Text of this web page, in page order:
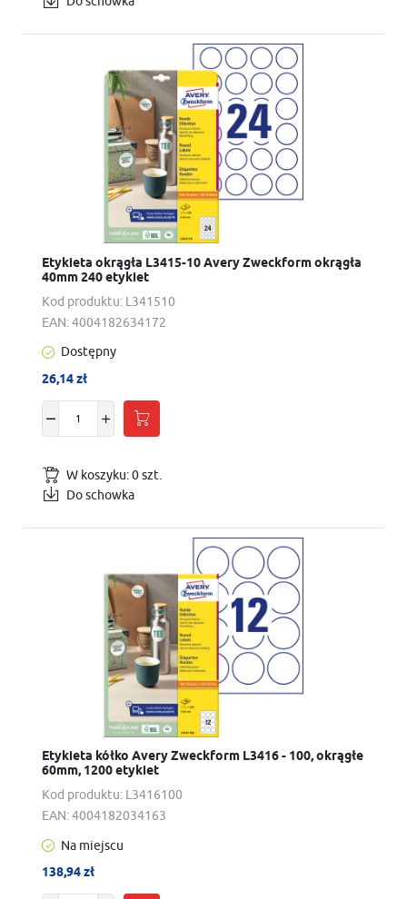
Kod produktu: L341510
Etykieta okrągła L3415-10 Avery Zweckform okrągła
40mm 240 etykiet
EAN:4004182634172
Dostępny
26,14 zł
W koszyku:0szt.
Do schowka
Kod produktu: L3416100
Etykieta kółko Avery Zweckform L3416 - 100, okrągłe
60mm, 1200 etykiet
EAN:4004182034163
Na miejscu
138,94 zł